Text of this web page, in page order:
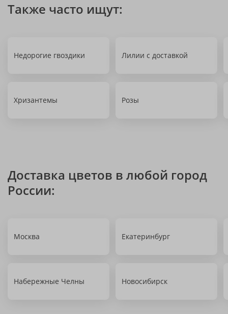
Также часто ищут:
Недорогие гвоздики Лилии с доставкой
Хризантемы Розы
Доставка цветов в любой город
России:
Москва Екатеринбург
Набережные Челны Новосибирск